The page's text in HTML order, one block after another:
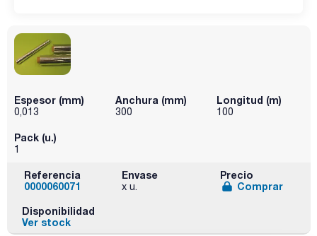
Espesor (mm)
0,013
Anchura (mm)
300
Longitud (m)
100
Pack (u.)
1
Referencia
0000060071
Envase
x u.
Precio
Comprar
Disponibilidad
Ver stock